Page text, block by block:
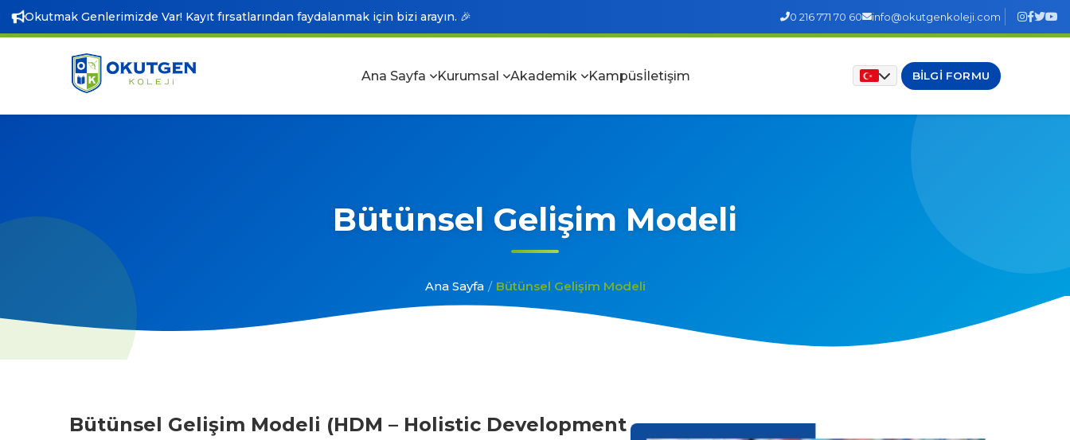
Okutmak Genlerimizde Var! Kayıt fırsatlarından faydalanmak için bizi arayın. 🎉 0 216 771 70 60 info@okutgenkoleji.com
Ana Sayfa Kurumsal Akademik Kampüsİletişim BILGI FORMU
Bütünsel Gelişim Modeli
Ana Sayfa / Bütünsel Gelişim Modeli
Bütünsel Gelişim Modeli (HDM – Holistic Development